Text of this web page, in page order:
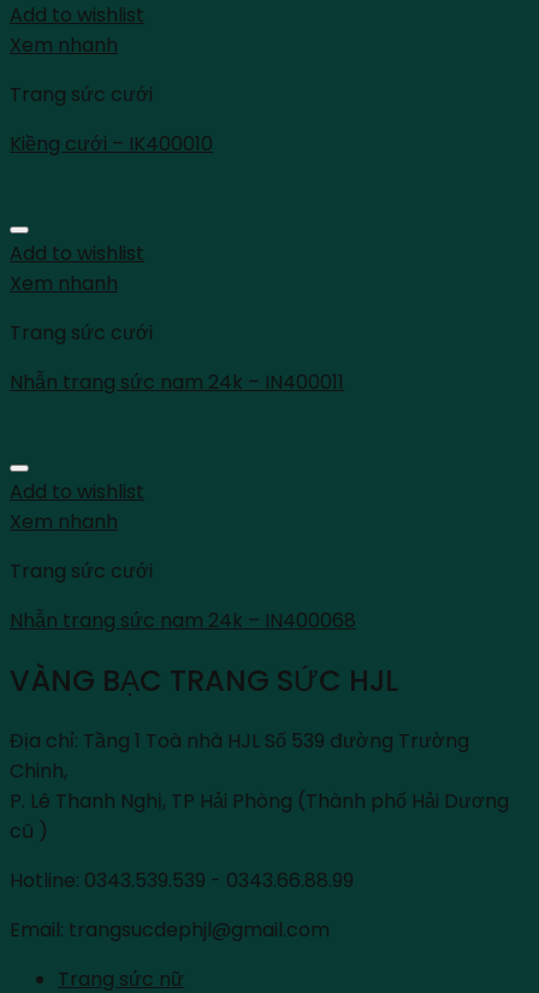
Add to wishlist
Xem nhanh
Trang sức cưới
Kiềng cưới – IK400010
Add to wishlist
Xem nhanh
Trang sức cưới
Nhẫn trang sức nam 24k – IN400011
Add to wishlist
Xem nhanh
Trang sức cưới
Nhẫn trang sức nam 24k – IN400068
VÀNG BẠC TRANG SỨC HJL
Địa chỉ: Tầng 1 Toà nhà HJL Số 539 đường Trường
Chinh,
P. Lê Thanh Nghị, TP Hải Phòng (Thành phố Hải Dương
cũ )
Hotline: 0343.539.539 - 0343.66.88.99
Email: trangsucdephjl@gmail.com
Trang sức nữ